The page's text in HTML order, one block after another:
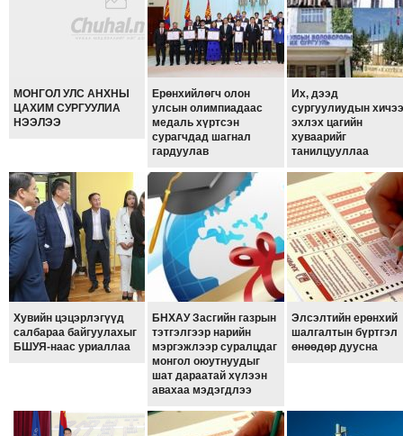
ЭРГЭН
ТОЙРОНД
ЭРГЭН
ТОЙРОНД
ЕРӨНХИЙЛӨГЧИЙН
СОНГУУЛИЙН
ЭРГЭН
ТОЙРОНД
29
ДҮГЭЭР
ТОЙРОНД
МОНГОЛ УЛС АНХНЫ
ЦАХИМ СУРГУУЛИА
НЭЭЛЭЭ
Ерөнхийлөгч олон
улсын олимпиадаас
медаль хүртсэн
сурагчдад шагнал
гардуулав
Их, дээд
сургуулиудын
эхлэх цагийн
хуваарийг
танилцууллаа
Хувийн цэцэрлэгүүд
салбараа байгуулахыг
БШУЯ-наас уриаллаа
БНХАУ Засгийн газрын
тэтгэлгээр нарийн
мэргэжлээр суралцдаг
монгол оюутнуудыг
шат дараатай хүлээн
авахаа мэдэгдлээ
Элсэлтийн ерөнхий
шалгалтын бүртгэл
өнөөдөр дуусна